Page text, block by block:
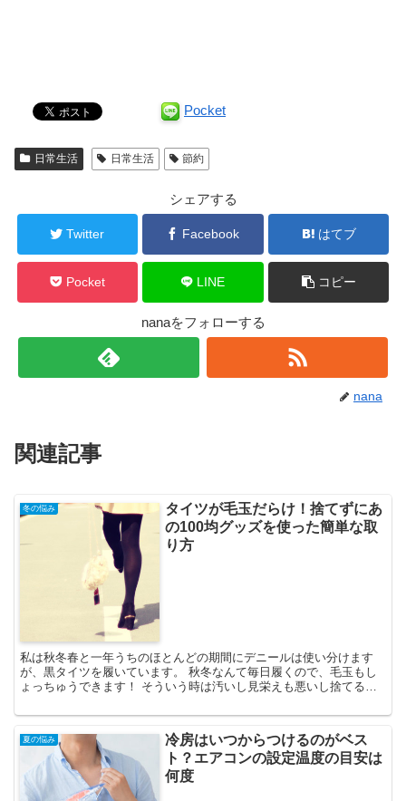
Pocket
日常生活 日常生活 節約
シェアする
Twitter Facebook はてブ
Pocket LINE コピー
nanaをフォローする
nana
関連記事
冬の悩み
タイツが毛玉だらけ！捨てずにあ
の100均グッズを使った簡単な取
り方
私は秋冬春と一年うちのほとんどの期間にデニールは使い分けます
が、黒タイツを履いています。 秋冬なんて毎日履くので、毛玉もし
ょっちゅうできます！ そういう時は汚いし見栄えも悪いし捨てるし
夏の悩み
冷房はいつからつけるのがベス
ト？エアコンの設定温度の目安は
何度